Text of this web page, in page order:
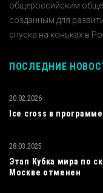
общероссийским
созданным для
спуска на коньках в
ПОСЛЕДНИЕ
Ice cross в
20.02.2026
Этап Кубка мира по
Москве отменен
28.03.2025